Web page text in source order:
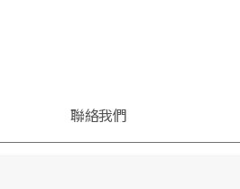
聯絡我們